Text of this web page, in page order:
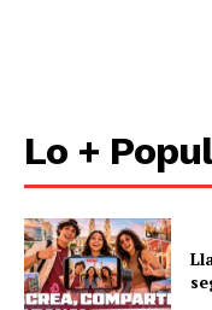
Lo +